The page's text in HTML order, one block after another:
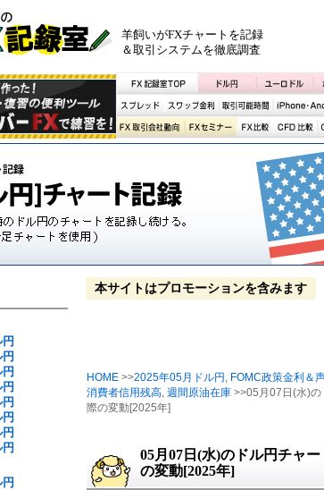
羊飼いがFXチャートを記録
＆取引システムを徹底調査
本サイトはプロモーションを含みます
HOME >>2025年05月ドル円 , FOMC政策金利＆
消費者信用残高, 週間原油在庫 >>05月07日(水)
際の変動[2025年]
05月07日(水)のドル円チャ
の変動[2025年]